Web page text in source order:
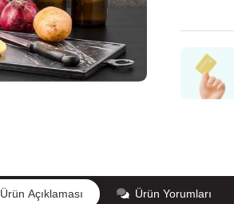
Ürün Açıklaması Ürün Yorumları